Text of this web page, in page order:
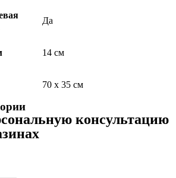
Да
14 см
70 х 35 см
консультацию